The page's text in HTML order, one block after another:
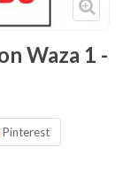
Waza 1 -
Pinterest